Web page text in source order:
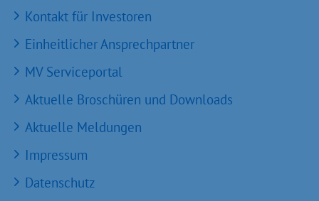
Kontakt für Investoren
Einheitlicher Ansprechpartner
MV Serviceportal
Aktuelle Broschüren und Downloads
Aktuelle Meldungen
Impressum
Datenschutz